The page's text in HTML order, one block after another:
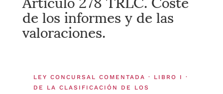
de los informes y de las
valoraciones.
LEY CONCURSAL COMENTADA · LIBRO I ·
DE LA CLASIFICACIÓN DE LOS